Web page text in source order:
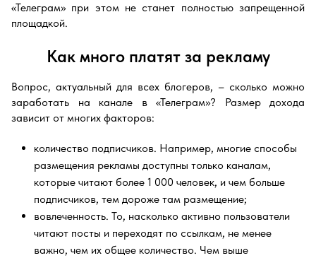
«Телеграм» при этом не станет полностью запрещенной
площадкой.
Как много платят за рекламу
Вопрос, актуальный для всех блогеров, – сколько можно
заработать на канале в «Телеграм»? Размер дохода
зависит от многих факторов:
количество подписчиков. Например, многие способы
размещения рекламы доступны только каналам,
которые читают более 1 000 человек, и чем больше
подписчиков, тем дороже там размещение;
вовлеченность. То, насколько активно пользователи
читают посты и переходят по ссылкам, не менее
важно, чем их общее количество. Чем выше